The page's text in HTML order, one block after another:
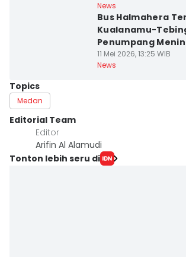
News
Bus Halmahera
Kualanamu-
Penumpang
11 Mei 2026, 13:25 WIB
News
Topics
Medan
Editorial Team
Editor
Arifin Al Alamudi
Tonton lebih seru di